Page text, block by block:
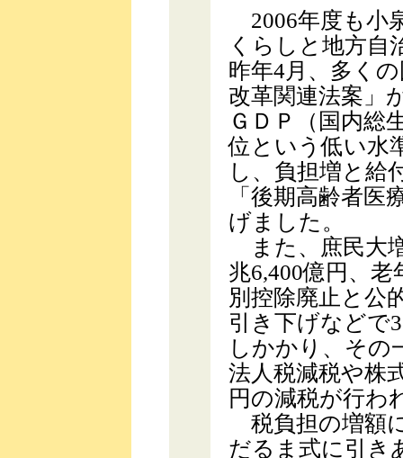
2006年度も小
くらしと地方自
昨年4月、多く
改革関連法案」
ＧＤＰ（国内総
位という低い水
し、負担増と給
「後期高齢者医
げました。
また、庶民大
兆6,400億円、
別控除廃止と公
引き下げなどで
しかかり、その
法人税減税や株
円の減税が行わ
税負担の増額
だるま式に引き